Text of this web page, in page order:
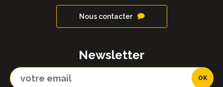
Nous contacter
Newsletter